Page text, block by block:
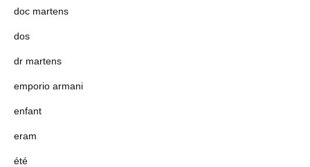
doc martens
dos
dr martens
emporio armani
enfant
eram
été